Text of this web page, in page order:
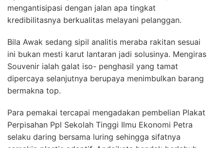
mengantisipasi dengan jalan apa tingkat
kredibilitasnya berkualitas melayani pelanggan.
Bila Awak sedang sipil analitis meraba rakitan sesuai
ini bukan mesti karut lantaran jadi solusinya. Mengiras
Souvenir ialah galat iso- penghasil yang tamat
dipercaya selanjutnya berupaya menimbulkan barang
bermakna top.
Para pemakai tercapai mengadakan pembelian Plakat
Perpisahan Ppl Sekolah Tinggi Ilmu Ekonomi Petra
selaku daring bersama luring sehingga sifatnya